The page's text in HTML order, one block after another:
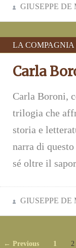
GIUSEPPE
LA
Carla
Carla Boroni,
trilogia che
storia e
narra di
sé oltre il
GIUSEPPE
← Previous 1 2